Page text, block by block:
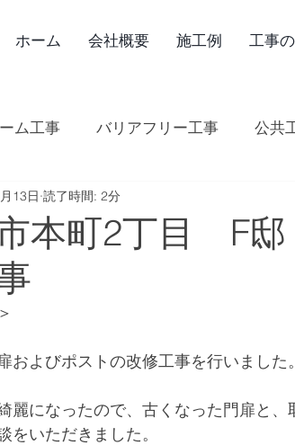
ホーム 会社概要 施工例 工事
ム工事 バリアフリー工事 公共
本町2丁目 F
13日 読了時間: 2分
およびポストの改修工事を行いました。
麗になったので、古くなった門扉と、
をいただきました。